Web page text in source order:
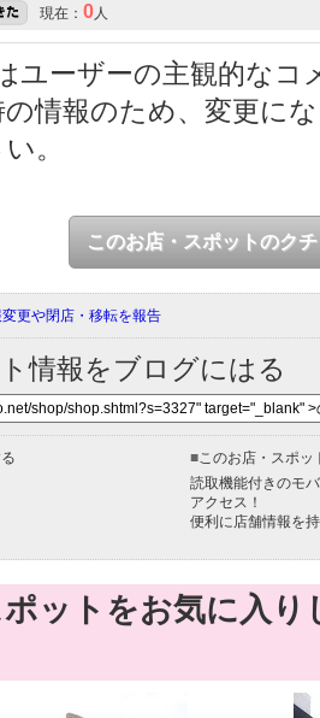
現在： 0人
ユーザーの主観的なコ
情報のため、変更に
。
このお店・スポットのク
更や閉店・移転を報告
情報をブログにはる
■このお店・スポッ
読取機能付きのモ
アクセス！
便利に店舗情報を
ットをお気に入